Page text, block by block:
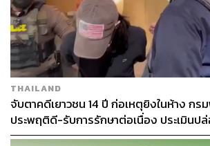
THAILAND
จับตาคดีเยาวชน 14 ปี ก่อเหตุยิงในห้าง กร
ประพฤติดี-รับการรักษาต่อเนื่อง ประเมินป